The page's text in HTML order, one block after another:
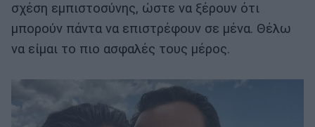
σχέση εμπιστοσύνης, ώστε να ξέρουν ότι
μπορούν πάντα να επιστρέφουν σε μένα. Θέλω
να είμαι το πιο ασφαλές τους μέρος.